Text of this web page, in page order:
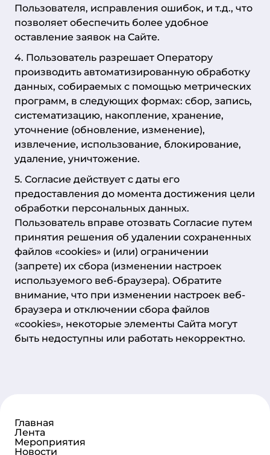
Пользователя, исправления ошибок, и т.д., что
позволяет обеспечить более удобное
оставление заявок на Сайте.
4. Пользователь разрешает Оператору
производить автоматизированную обработку
данных, собираемых с помощью метрических
программ, в следующих формах: сбор, запись,
систематизацию, накопление, хранение,
уточнение (обновление, изменение),
извлечение, использование, блокирование,
удаление, уничтожение.
5. Согласие действует с даты его
предоставления до момента достижения цели
обработки персональных данных.
Пользователь вправе отозвать Согласие путем
принятия решения об удалении сохраненных
файлов «cookies» и (или) ограничении
(запрете) их сбора (изменении настроек
используемого веб-браузера). Обратите
внимание, что при изменении настроек веб-
браузера и отключении сбора файлов
«cookies», некоторые элементы Сайта могут
быть недоступны или работать некорректно.
Главная
Лента
Мероприятия
Новости